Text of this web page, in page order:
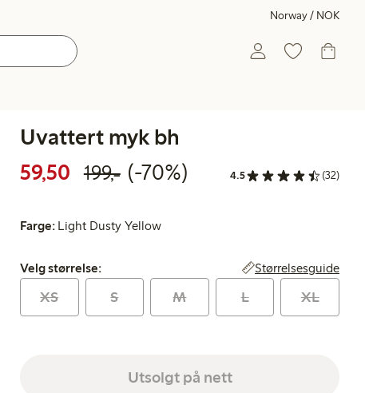
Norway / NOK
Uvattert myk bh
59,50 Rabattert pris: 59,50 kr
199,-Vanlig pris: 199,00 kr
70% rabatt
(-70%) 4.5 (32)
Farge: Light Dusty Yellow
Velg størrelse:
Velg størrelse: Størrelsesguide
XS S M L XL
Utsolgt på nett